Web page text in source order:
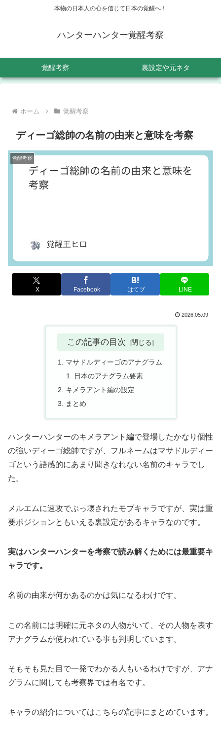
本物の日本人の心を信じて日本の覚醒へ！
ハンターハンター覚醒考察
覚醒考察 裏設定や元ネタ
ホーム 覚醒考察
ディーゴ総帥の名前の由来と意味を考察
覚醒考察
X Facebook はてブ LINE
2026.05.09
この記事の目次
マサドルディーゴのアナグラム
日本のアナグラム要素
キメラアント編の設定
まとめ
ハンターハンターのキメラアント編で登場したかなり個性
の強いディーゴ総帥ですが、フルネームはマサドルディー
ゴという語感的にあまり聞きなれない名前のキャラでし
た。
メルエムに速攻でぶっ壊されたモブキャラですが、実は重
要ポジションともいえる裏設定があるキャラなのです。
実はハンターハンターを考察で読み解くためには最重要キ
ャラです。
名前の由来が何かあるのかは気になるわけです。
この名前には明確に元ネタの人物がいて、その人物を表す
アナグラムが使われている事も判明しています。
そもそも見た目で一発でわかる人もいるわけですが、アナ
グラムに関しても考察界では有名です。
キャラの紹介についてはこちらの記事にまとめています。